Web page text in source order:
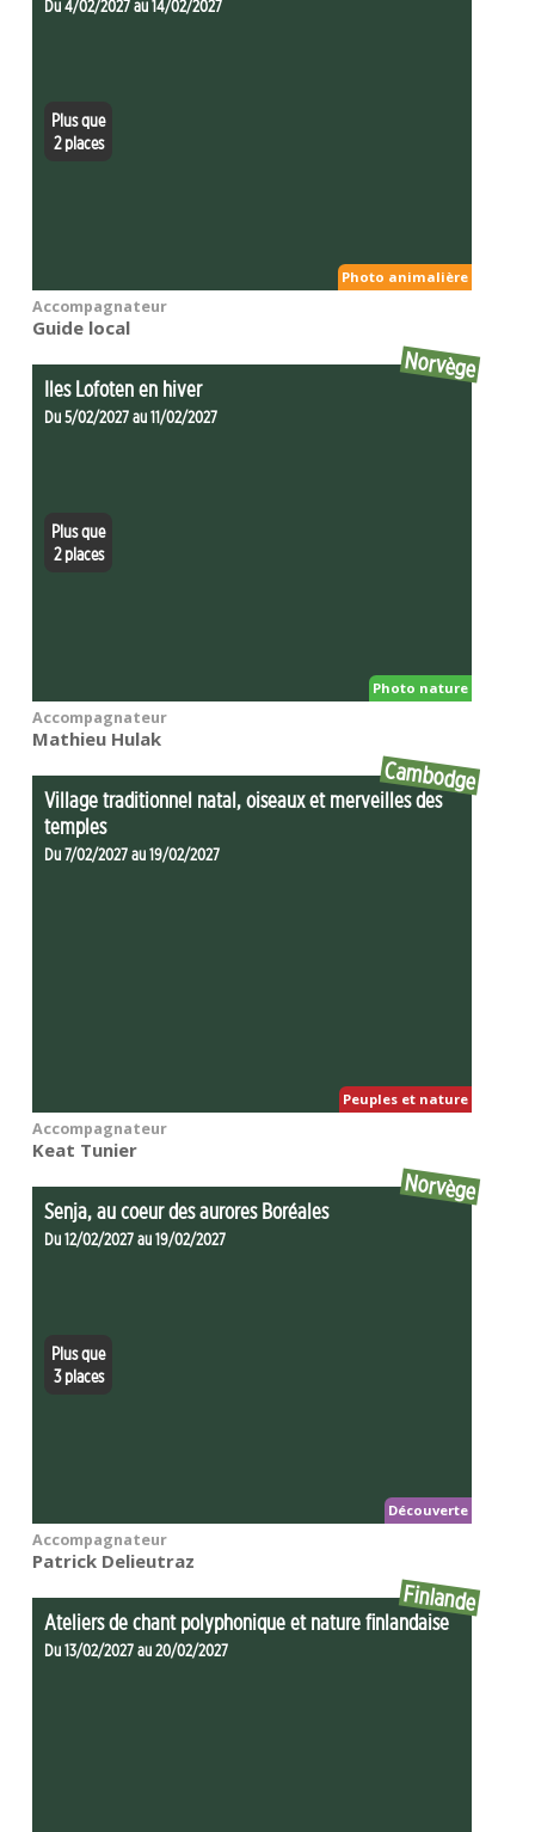
Du 4/02/2027 au 14/02/2027
Photo animalière
Plus que
2 places
Accompagnateur
Guide local
Iles Lofoten en hiver
Norvège
Du 5/02/2027 au 11/02/2027
Photo nature
Plus que
2 places
Accompagnateur
Mathieu Hulak
Village traditionnel natal, oiseaux et merveilles des
temples
Cambodge
Du 7/02/2027 au 19/02/2027
Peuples et nature
Accompagnateur
Keat Tunier
Senja, au coeur des aurores Boréales
Norvège
Du 12/02/2027 au 19/02/2027
Découverte
Plus que
3 places
Accompagnateur
Patrick Delieutraz
Ateliers de chant polyphonique et nature finlandaise
Finlande
Du 13/02/2027 au 20/02/2027